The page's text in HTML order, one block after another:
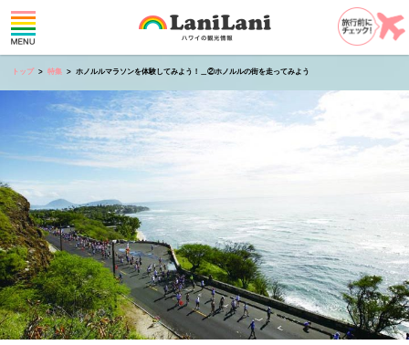
トップ 特集 ホノルルマラソンを体験してみよう！＿②ホノルルの街を走ってみよう